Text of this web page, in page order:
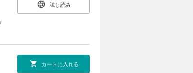
試し読み
カートに入れる